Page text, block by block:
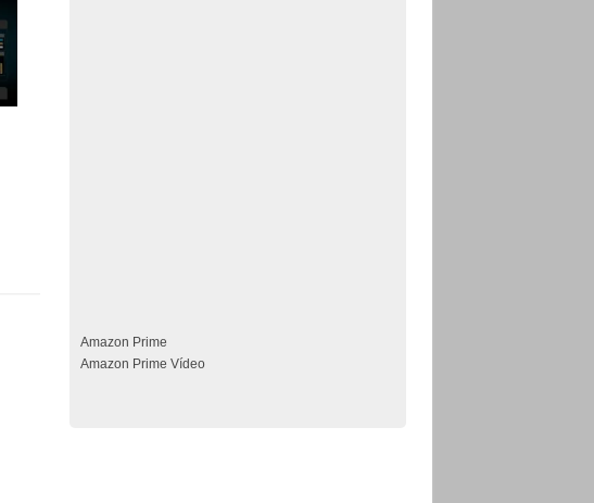
Amazon Prime
Amazon Prime Vídeo